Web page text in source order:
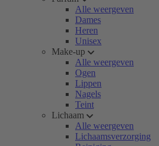
Alle weergeven
Dames
Heren
Unisex
Make-up
Alle weergeven
Ogen
Lippen
Nagels
Teint
Lichaam
Alle weergeven
Lichaamsverzorging